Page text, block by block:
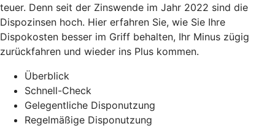
teuer. Denn seit der Zinswende im Jahr 2022 sind die
Dispozinsen hoch. Hier erfahren Sie, wie Sie Ihre
Dispokosten besser im Griff behalten, Ihr Minus zügig
zurückfahren und wieder ins Plus kommen.
Überblick
Schnell-Check
Gelegentliche Disponutzung
Regelmäßige Disponutzung